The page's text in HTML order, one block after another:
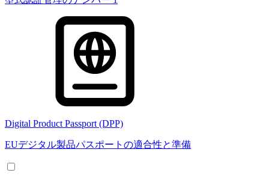
Digital Product Passport (DPP)
EUデジタル製品パスポートの適合性と準備